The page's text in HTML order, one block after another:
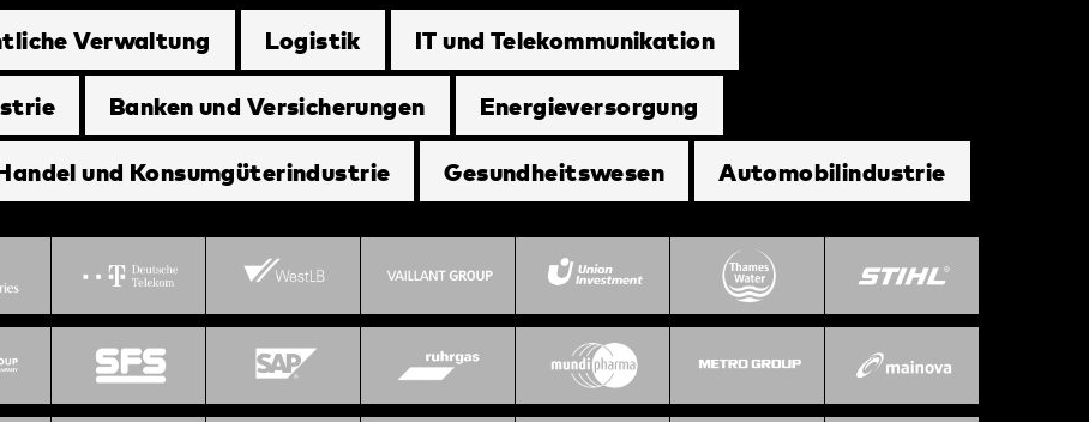
Verwaltung Logistik IT und Telekommunikation
Banken und Versicherungen Energieversorgung
Handel und Konsumgüterindustrie Gesundheitswesen Automobilindustrie